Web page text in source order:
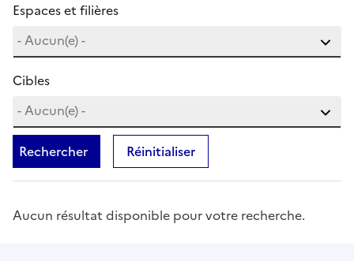
Espaces et filières
Cibles
Rechercher Réinitialiser
Aucun résultat disponible pour votre recherche.